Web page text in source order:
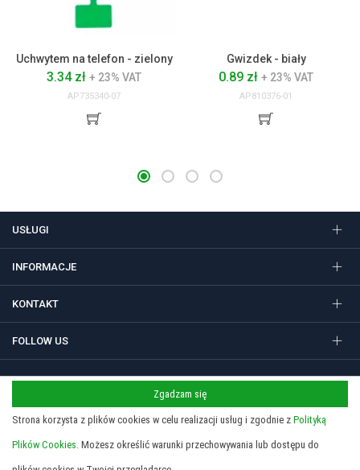
Uchwytem na telefon - zielony
3.34 zł + 23% VAT
AP735340-07
Gwizdek - biały
0.89 zł + 23% VAT
AP810376-01
USŁUGI
INFORMACJE
KONTAKT
FOLLOW US
Regulamin
Polityka prywatności i cookies
Copyright 2026 © STUDIO SIEDEM Grzegorz Żółtowski. Gadżety
reklamowe, długopisy i nadruki w Krakowie.
Zgadzam się
Strona korzysta z plików cookies w celu realizacji usług i zgodnie z Polityką
Plików Cookies. Możesz określić warunki przechowywania lub dostępu do